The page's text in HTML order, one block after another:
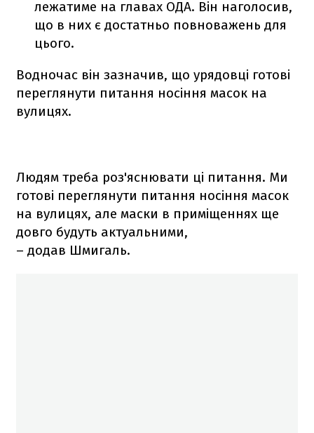
лежатиме на главах ОДА. Він наголосив,
що в них є достатньо повноважень для
цього.
Водночас він зазначив, що урядовці готові
переглянути питання носіння масок на
вулицях.
Людям треба роз'яснювати ці питання. Ми
готові переглянути питання носіння масок
на вулицях, але маски в приміщеннях ще
довго будуть актуальними,
– додав Шмигаль.